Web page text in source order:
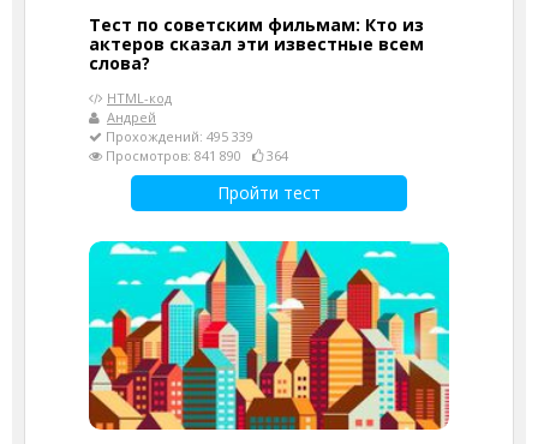
Тест по советским фильмам: Кто из
актеров сказал эти известные всем
слова?
HTML-код
Андрей
Прохождений: 495 339
Просмотров: 841 890
364
Пройти тест